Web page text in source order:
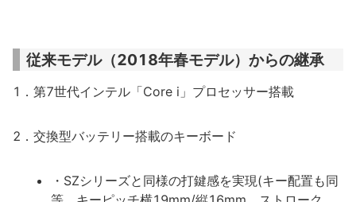
従来モデル（2018年春モデル）からの継承
1．第7世代インテル「Core i」プロセッサー搭載
2．交換型バッテリー搭載のキーボード
・SZシリーズと同様の打鍵感を実現(キー配置も同